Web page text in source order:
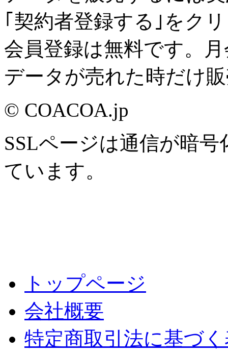
｢契約者登録する｣をク
会員登録は無料です。
データが売れた時だけ
© COACOA.jp
SSLページは通信が暗
ています。
トップページ
会社概要
特定商取引法に基づ